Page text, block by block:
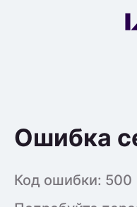
Ошибка
Код ошибки: 500